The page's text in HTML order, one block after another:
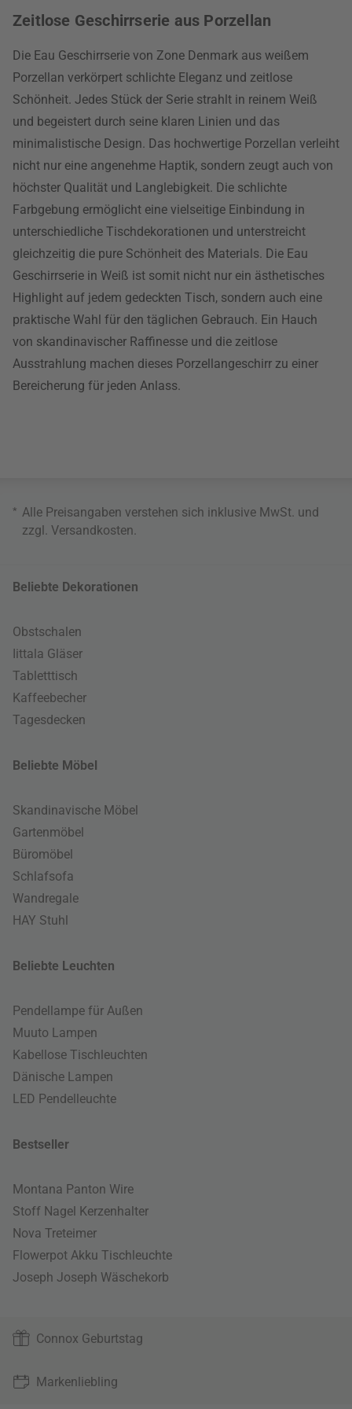
Zeitlose Geschirrserie aus Porzellan
Die Eau Geschirrserie von Zone Denmark aus weißem
Porzellan verkörpert schlichte Eleganz und zeitlose
Schönheit. Jedes Stück der Serie strahlt in reinem Weiß
und begeistert durch seine klaren Linien und das
minimalistische Design. Das hochwertige Porzellan verleiht
nicht nur eine angenehme Haptik, sondern zeugt auch von
höchster Qualität und Langlebigkeit. Die schlichte
Farbgebung ermöglicht eine vielseitige Einbindung in
unterschiedliche Tischdekorationen und unterstreicht
gleichzeitig die pure Schönheit des Materials. Die Eau
Geschirrserie in Weiß ist somit nicht nur ein ästhetisches
Highlight auf jedem gedeckten Tisch, sondern auch eine
praktische Wahl für den täglichen Gebrauch. Ein Hauch
von skandinavischer Raffinesse und die zeitlose
Ausstrahlung machen dieses Porzellangeschirr zu einer
Bereicherung für jeden Anlass.
* Alle Preisangaben verstehen sich inklusive MwSt. und
zzgl. Versandkosten.
Beliebte Dekorationen
Obstschalen
Iittala Gläser
Tabletttisch
Kaffeebecher
Tagesdecken
Beliebte Möbel
Skandinavische Möbel
Gartenmöbel
Büromöbel
Schlafsofa
Wandregale
HAY Stuhl
Beliebte Leuchten
Pendellampe für Außen
Muuto Lampen
Kabellose Tischleuchten
Dänische Lampen
LED Pendelleuchte
Bestseller
Montana Panton Wire
Stoff Nagel Kerzenhalter
Nova Treteimer
Flowerpot Akku Tischleuchte
Joseph Joseph Wäschekorb
Connox Geburtstag
Markenliebling